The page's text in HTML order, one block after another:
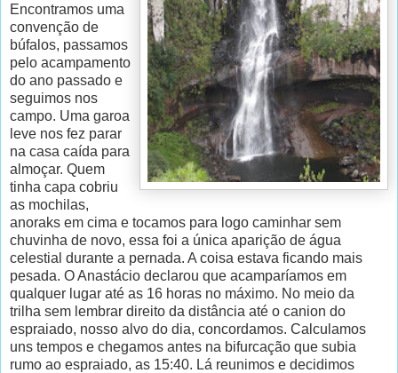
Encontramos uma
convenção de
búfalos, passamos
pelo acampamento
do ano passado e
seguimos nos
campo. Uma garoa
leve nos fez parar
na casa caída para
almoçar. Quem
tinha capa cobriu
as mochilas,
anoraks em cima e tocamos para logo caminhar sem
chuvinha de novo, essa foi a única aparição de água
celestial durante a pernada. A coisa estava ficando mais
pesada. O Anastácio declarou que acamparíamos em
qualquer lugar até as 16 horas no máximo. No meio da
trilha sem lembrar direito da distância até o canion do
espraiado, nosso alvo do dia, concordamos. Calculamos
uns tempos e chegamos antes na bifurcação que subia
rumo ao espraiado, as 15:40. Lá reunimos e decidimos